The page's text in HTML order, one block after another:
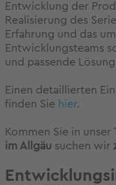
Entwicklung der
Realisierung des
Erfahrung und das
Entwicklungsteams
und passende
Einen detaillierten
finden Sie hier.
Kommen Sie in
im Allgäu suchen wir